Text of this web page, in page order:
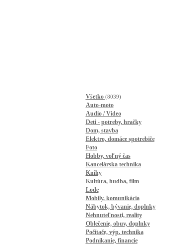
Všetko (8039)
Auto-moto
Audio / Video
Deti - potreby, hračky
Dom, stavba
Elektro, domáce spotrebiče
Foto
Hobby, voľný čas
Kancelárska technika
Knihy
Kultúra, hudba, film
Lode
Mobily, komunikácia
Nábytok, bývanie, doplnky
Nehnuteľnosti, reality
Oblečenie, obuv, doplnky
Počítače, výp. technika
Podnikanie, financie